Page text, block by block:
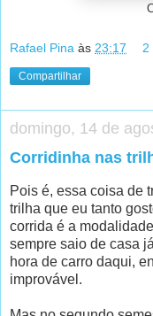
Rafael Pina às 23:17 2
Compartilhar
domingo, 14 de
Corridinha nas
Pois é, essa coisa de
trilha que eu tanto
corrida é a
sempre saio de casa
hora de carro daqui,
improvável.